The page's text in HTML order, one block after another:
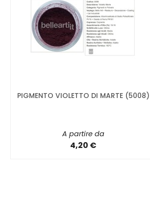
PIGMENTO VIOLETTO DI MARTE (5008)
A partire da
4,20 €